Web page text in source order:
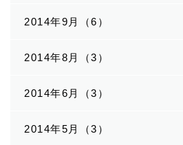
2014年9月（6）
2014年8月（3）
2014年6月（3）
2014年5月（3）